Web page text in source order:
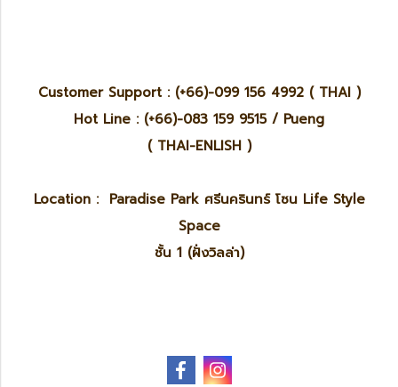
Customer Support : (+66)-099 156 4992 ( THAI )
Hot Line : (+66)-083 159 9515 / Pueng
( THAI-ENLISH )
Location : Paradise Park ศรีนครินทร์ โซน Life Style
Space
ชั้น 1 (ฝั่งวิลล่า)